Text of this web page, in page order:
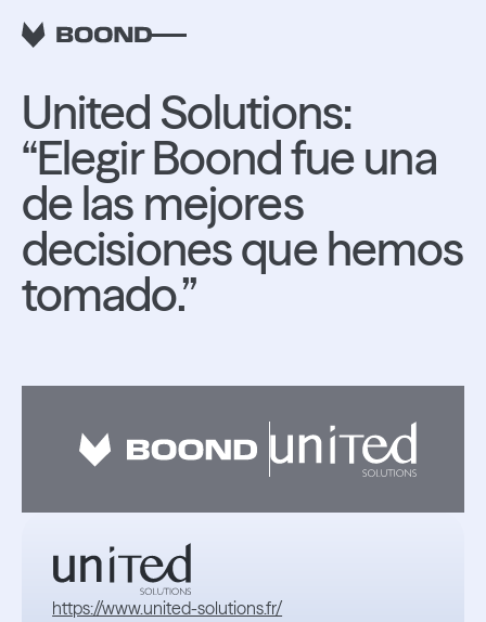
RETOUR
United Solutions:
“Elegir Boond fue una
de las mejores
decisiones que hemos
tomado.”
https://www.united-solutions.fr/